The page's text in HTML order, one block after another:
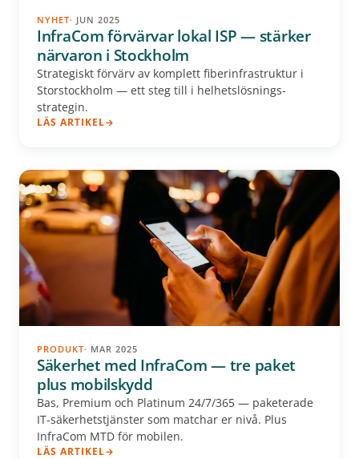
NYHET· JUN 2025
InfraCom förvärvar lokal ISP — stärker
närvaron i Stockholm
Strategiskt förvärv av komplett fiberinfrastruktur i
Storstockholm — ett steg till i helhetslösnings­
strategin.
LÄS ARTIKEL
PRODUKT· MAR 2025
Säkerhet med InfraCom — tre paket
plus mobilskydd
Bas, Premium och Platinum 24/7/365 — paketerade
IT-säkerhetstjänster som matchar er nivå. Plus
InfraCom MTD för mobilen.
LÄS ARTIKEL